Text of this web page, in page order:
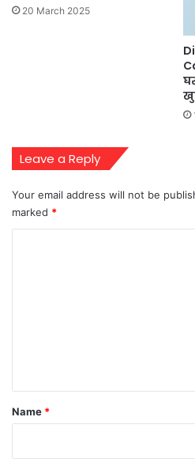
20 March 2025
Leave a Reply
Your email address will not be
marked *
*
Name *